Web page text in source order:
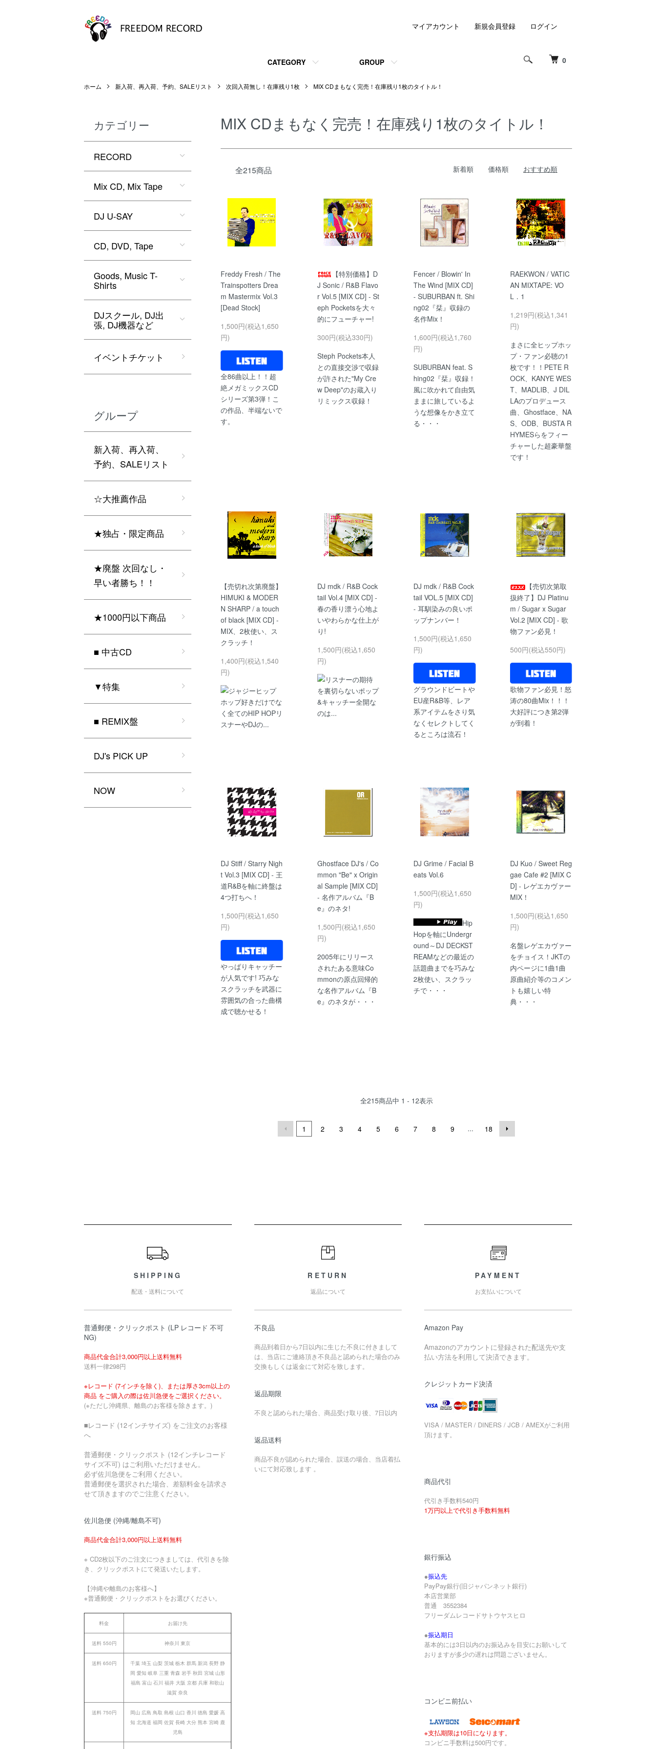
0
CATEGORY GROUP
マイアカウント 新規会員登録 ログイン
ホーム 新入荷、再入荷、予約、SALEリスト 次回入荷無し！在庫残り1枚 MIX CDまもなく完売！在庫残り1枚のタイトル！
MIX CDまもなく完売！在庫残り1枚のタイトル！
全215商品 新着順 価格順 おすすめ順
Freddy Fresh / The
Trainspotters Drea
m Mastermix Vol.3
[Dead Stock]
1,500円(税込1,650
円)
全86曲以上！！超
絶メガミックスCD
シリーズ第3弾！こ
の作品、半端ないで
す。
【特別価格】D
J Sonic / R&B Flavo
r Vol.5 [MIX CD] - St
eph Pocketsを大々
的にフューチャー!
300円(税込330円)
Steph Pockets本人
との直接交渉で収録
が許された"My Cre
w Deep"のお蔵入り
リミックス収録！
Fencer / Blowin' In
The Wind [MIX CD]
- SUBURBAN ft. Shi
ng02『栞』収録の
名作Mix！
1,600円(税込1,760
円)
SUBURBAN feat. S
hing02『栞』収録！
風に吹かれて自由気
ままに旅しているよ
うな想像をかき立て
る・・・
RAEKWON / VATIC
AN MIXTAPE: VO
L．1
1,219円(税込1,341
円)
まさに全ヒップホッ
プ・ファン必聴の1
枚です！！PETE R
OCK、KANYE WES
T、MADLIB、J DIL
LAのプロデュース
曲、Ghostface、NA
S、ODB、BUSTA R
HYMESらをフィー
チャーした超豪華盤
です！
【売切れ次第廃盤】
HIMUKI & MODER
N SHARP / a touch
of black [MIX CD] -
MIX、2枚使い、ス
クラッチ！
1,400円(税込1,540
円)
ジャジーヒップ
ホップ好きだけでな
く全てのHIP HOPリ
スナーやDJの...
DJ mdk / R&B Cock
tail Vol.4 [MIX CD] -
春の香り漂う心地よ
いやわらかな仕上が
り!
1,500円(税込1,650
円)
リスナーの期待
を裏切らないポップ
&キャッチー全開な
のは...
DJ mdk / R&B Cock
tail VOL.5 [MIX CD]
- 耳馴染みの良いポ
ップナンバー！
1,500円(税込1,650
円)
グラウンドビートや
EU産R&B等、レア
系アイテムをさり気
なくセレクトしてく
るところは流石！
【売切次第取
扱終了】DJ Platinu
m / Sugar x Sugar
Vol.2 [MIX CD] - 歌
物ファン必見！
500円(税込550円)
歌物ファン必見！怒
涛の80曲Mix！！！
大好評につき第2弾
が到着！
DJ Stiff / Starry Nigh
t Vol.3 [MIX CD] - 王
道R&Bを軸に終盤は
4つ打ちへ！
1,500円(税込1,650
円)
やっぱりキャッチー
が人気です! 巧みな
スクラッチを武器に
雰囲気の合った曲構
成で聴かせる！
Ghostface DJ's / Co
mmon "Be" x Origin
al Sample [MIX CD]
- 名作アルバム『B
e』のネタ!
1,500円(税込1,650
円)
2005年にリリース
されたある意味Co
mmonの原点回帰的
な名作アルバム『B
e』のネタが・・・
DJ Grime / Facial B
eats Vol.6
1,500円(税込1,650
円)
Hip
Hopを軸にUndergr
ound～DJ DECKST
REAMなどの最近の
話題曲までを巧みな
2枚使い、スクラッ
チで・・・
DJ Kuo / Sweet Reg
gae Cafe #2 [MIX C
D] - レゲエカヴァー
MIX！
1,500円(税込1,650
円)
名盤レゲエカヴァー
をチョイス！JKTの
内ページに1曲1曲
原曲紹介等のコメン
トも嬉しい特
典・・・
全215商品中 1 - 12表示
1 2 3 4 5 6 7 8 9 ... 18
カテゴリー
RECORD
Mix CD, Mix Tape
DJ U-SAY
CD, DVD, Tape
Goods, Music T-
Shirts
DJスクール, DJ出
張, DJ機器など
イベントチケット
グループ
新入荷、再入荷、
予約、SALEリスト
☆大推薦作品
★独占・限定商品
★廃盤 次回なし・
早い者勝ち！！
★1000円以下商品
■ 中古CD
▼特集
■ REMIX盤
DJ's PICK UP
NOW
SHIPPING
配送・送料について
普通郵便・クリックポスト (LP レコード 不可
NG)
商品代金合計3,000円以上送料無料
送料一律298円
※レコード (7インチを除く)、または厚さ3cm以上の
商品 をご購入の際は佐川急便をご選択ください。
(※ただし沖縄県、離島のお客様を除きます。)
■レコード (12インチサイズ) をご注文のお客様
へ
普通郵便・クリックポスト (12インチレコード
サイズ不可) はご利用いただけません。
必ず佐川急便をご利用ください。
普通郵便を選択された場合、差額料金を請求さ
せて頂きますのでご注意ください。
佐川急便 (沖縄/離島不可)
商品代金合計3,000円以上送料無料
※ CD2枚以下のご注文につきましては、代引きを除
き、クリックポストにて発送いたします。
【沖縄や離島のお客様へ】
※普通郵便・クリックポストをお選びください。
料金 お届け先
送料 550円 神奈川 東京
送料 650円
千葉 埼玉 山梨 茨城 栃木 群馬 新潟 長野 静
岡 愛知 岐阜 三重 青森 岩手 秋田 宮城 山形
福島 富山 石川 福井 大阪 京都 兵庫 和歌山
滋賀 奈良
送料 750円
岡山 広島 鳥取 島根 山口 香川 徳島 愛媛 高
知 北海道 福岡 佐賀 長崎 大分 熊本 宮崎 鹿
児島
RETURN
返品について
不良品
商品到着日から7日以内に生じた不良に付きまして
は、当店にご連絡頂き不良品と認められた場合のみ
交換もしくは返金にて対応を致します。
返品期限
不良と認められた場合、商品受け取り後、7日以内
返品送料
商品不良が認められた場合、誤送の場合、当店着払
いにて対応致します 。
PAYMENT
お支払いについて
Amazon Pay
Amazonのアカウントに登録された配送先や支
払い方法を利用して決済できます。
クレジットカード決済
VISA / MASTER / DINERS / JCB / AMEXがご利用
頂けます。
商品代引
代引き手数料540円
1万円以上で代引き手数料無料
銀行振込
●振込先
PayPay銀行(旧ジャパンネット銀行)
本店営業部
普通 3552384
フリーダムレコードサトウヤスヒロ
●振込期日
基本的には3日以内のお振込みを目安にお願いして
おりますが多少の遅れは問題ございません。
コンビニ前払い
※支払期限は10日になります。
コンビニ手数料は500円です。